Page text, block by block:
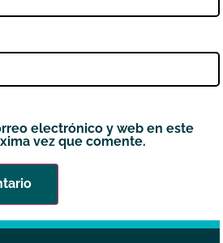
electrónico y web en este
vez que comente.